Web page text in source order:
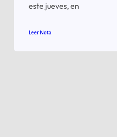
este jueves, en
Leer Nota